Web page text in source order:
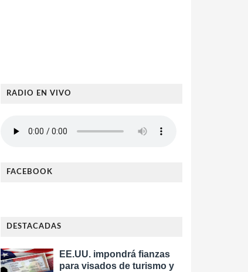
RADIO EN VIVO
FACEBOOK
DESTACADAS
EE.UU. impondrá fianzas
para visados de turismo y